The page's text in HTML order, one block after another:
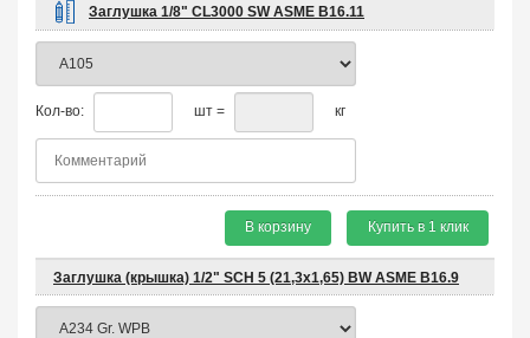
Заглушка 1/8" CL3000 SW ASME B16.11
Кол-во: шт = кг
В корзину Купить в 1 клик
Заглушка (крышка) 1/2" SCH 5 (21,3х1,65) BW ASME B16.9